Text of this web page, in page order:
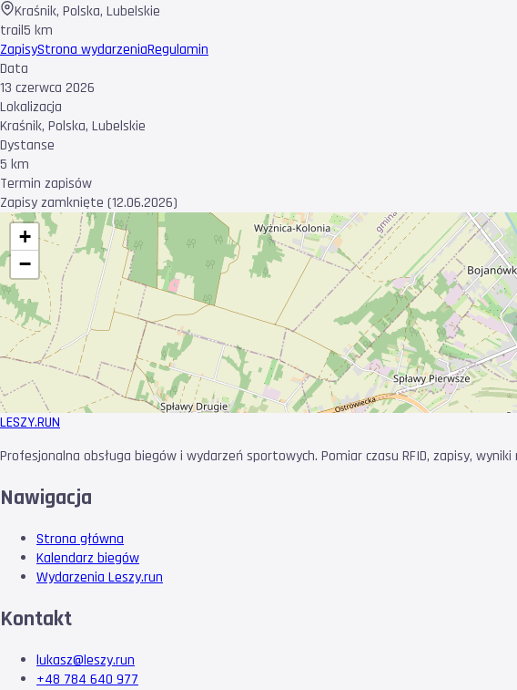
Kraśnik, Polska, Lubelskie
trail5 km
ZapisyStrona wydarzeniaRegulamin
Data
13 czerwca 2026
Lokalizacja
Kraśnik, Polska, Lubelskie
Dystanse
5 km
Termin zapisów
Zapisy zamknięte (12.06.2026)
+
−
LESZY.RUN
Profesjonalna obsługa biegów i wydarzeń sportowych. Pomiar czasu RFID, zapisy, wyniki
Nawigacja
Strona główna
Kalendarz biegów
Wydarzenia Leszy.run
Kontakt
lukasz@leszy.run
+48 784 640 977